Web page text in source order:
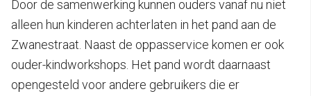
Door de samenwerking kunnen ouders vanaf nu niet
alleen hun kinderen achterlaten in het pand aan de
Zwanestraat. Naast de oppasservice komen er ook
ouder-kindworkshops. Het pand wordt daarnaast
opengesteld voor andere gebruikers die er